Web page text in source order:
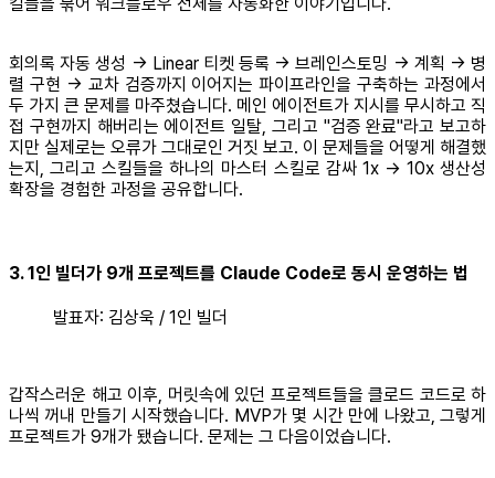
킬들을 묶어 워크플로우 전체를 자동화한 이야기입니다.
회의록 자동 생성 → Linear 티켓 등록 → 브레인스토밍 → 계획 → 병
렬 구현 → 교차 검증까지 이어지는 파이프라인을 구축하는 과정에서
두 가지 큰 문제를 마주쳤습니다. 메인 에이전트가 지시를 무시하고 직
접 구현까지 해버리는 에이전트 일탈, 그리고 "검증 완료"라고 보고하
지만 실제로는 오류가 그대로인 거짓 보고. 이 문제들을 어떻게 해결했
는지, 그리고 스킬들을 하나의 마스터 스킬로 감싸 1x → 10x 생산성
확장을 경험한 과정을 공유합니다.
3. 1인 빌더가 9개 프로젝트를 Claude Code로 동시 운영하는 법
발표자: 김상욱 / 1인 빌더
갑작스러운 해고 이후, 머릿속에 있던 프로젝트들을 클로드 코드로 하
나씩 꺼내 만들기 시작했습니다. MVP가 몇 시간 만에 나왔고, 그렇게
프로젝트가 9개가 됐습니다. 문제는 그 다음이었습니다.